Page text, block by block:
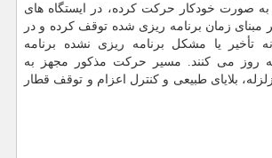
صورت خودکار حرکت کرده، در ایستگاه های
مبنای زمان برنامه ریزی شده توقف کرده و در
تأخیر یا مشکل برنامه ریزی نشده برنامه
روز می کنند. مسیر حرکت مذکور مجهز به
بلایای طبیعی و کنترل اعزام و توقف قطار